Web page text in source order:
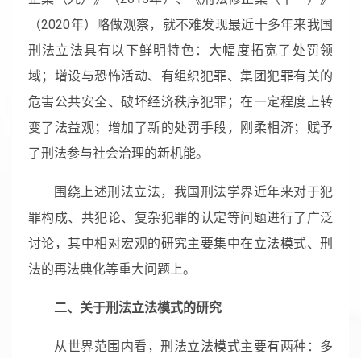
（2020年）略做观察，就不难发现最近十多年来我国
刑法立法具有以下鲜明特色：大幅度拓宽了处罚领
域；增设与恐怖活动、有组织犯罪、集团犯罪有关的
危害公共安全、破坏经济秩序犯罪；在一定程度上转
变了法益观；增加了新的处罚手段，刚柔相济；赋予
了刑法参与社会治理的新机能。
围绕上述刑法立法，我国刑法学界近年来对于犯
罪构成、共犯论、复杂犯罪的认定等问题进行了广泛
讨论，其中相对宏观的研究主要集中在立法模式、刑
法的再法典化等重大问题上。
二、关于刑法立法模式的研究
从世界范围内看，刑法立法模式主要有两种：多